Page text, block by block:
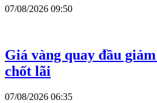
07/08/2026 09:50
Giá vàng quay đầu
chốt lãi
07/08/2026 06:35